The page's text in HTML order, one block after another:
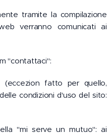
tramite la compilazione
verranno comunicati ai
"contattaci":
fatto per quello,
condizioni d'uso del sito:
"mi serve un mutuo": ai